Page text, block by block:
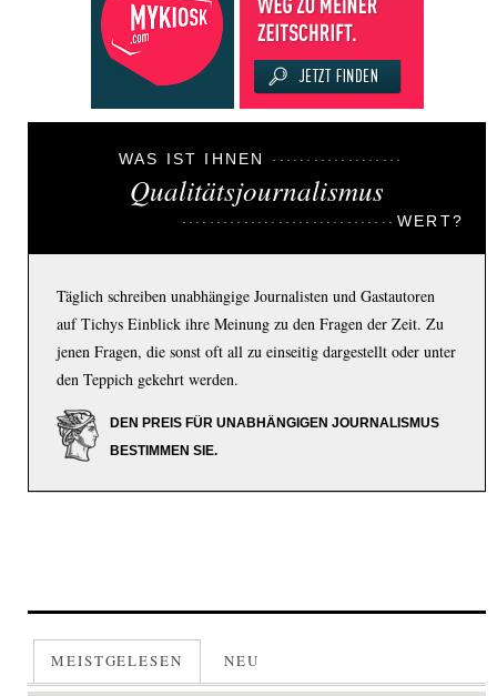
WAS IST IHNEN
Qualitätsjournalismus
WERT?
Täglich schreiben unabhängige Journalisten und Gastautoren
auf Tichys Einblick ihre Meinung zu den Fragen der Zeit. Zu
jenen Fragen, die sonst oft all zu einseitig dargestellt oder unter
den Teppich gekehrt werden.
DEN PREIS FÜR UNABHÄNGIGEN JOURNALISMUS
BESTIMMEN SIE.
MEISTGELESEN NEU